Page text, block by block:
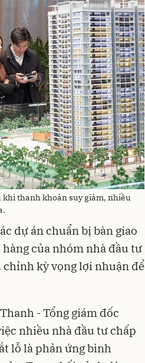
khi thanh khoản suy giảm, nhiều
dự án chuẩn bị bàn giao
của nhóm nhà đầu tư
kỳ vọng lợi nhuận để
- Tổng giám đốc
nhiều nhà đầu tư chấp
lỗ là phản ứng bình